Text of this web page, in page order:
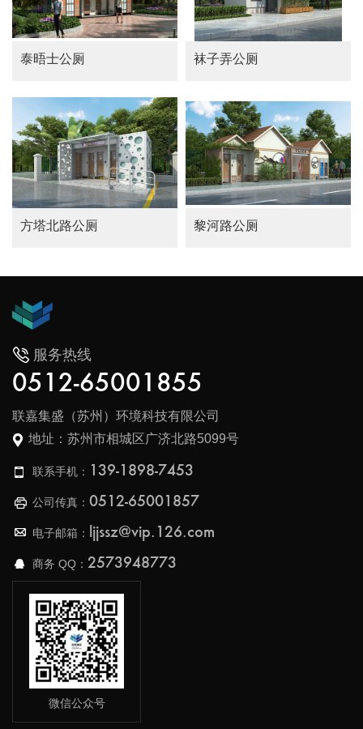
泰晤士公厕 袜子弄公厕
MORE
方塔北路公厕
MORE
黎河路公厕
服务热线
0512-65001855
联嘉集盛（苏州）环境科技有限公司
地址：苏州市相城区广济北路5099号
联系手机： 139-1898-7453
公司传真： 0512-65001857
电子邮箱： ljjssz@vip.126.com
商务 QQ： 2573948773
微信公众号